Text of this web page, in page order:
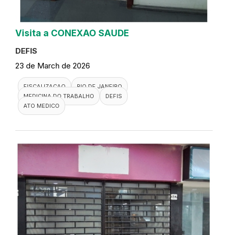
Visita a CONEXAO SAUDE
DEFIS
23 de March de 2026
FISCALIZACAO
RIO DE JANEIRO
MEDICINA DO TRABALHO
DEFIS
ATO MEDICO